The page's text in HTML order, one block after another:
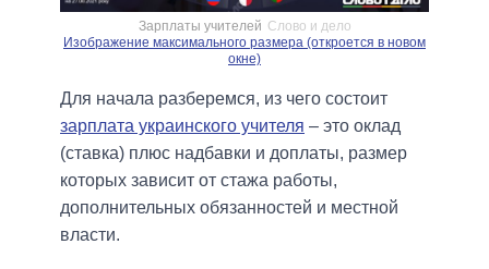
Зарплаты учителей Слово и дело
Изображение максимального размера (откроется в новом
окне)
Для начала разберемся, из чего состоит
зарплата украинского учителя – это оклад
(ставка) плюс надбавки и доплаты, размер
которых зависит от стажа работы,
дополнительных обязанностей и местной
власти.